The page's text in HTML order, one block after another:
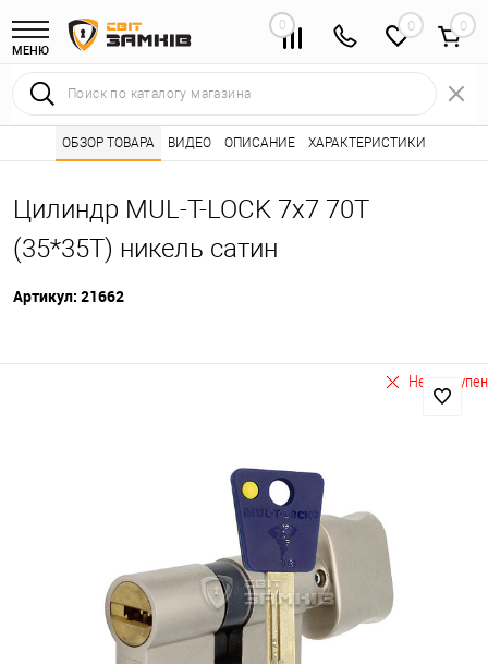
МЕНЮ
0 0
Интернет магазин замков Каталог товаров ⭐ • Сердцевины
Цилиндр MUL-T-LOCK 7x7 70T
(35*35T) никель сатин
Артикул: 21662
ОБЗОР ТОВАРА ВИДЕО ОПИСАНИЕ ХАРАКТЕРИСТИКИ
Не доступен